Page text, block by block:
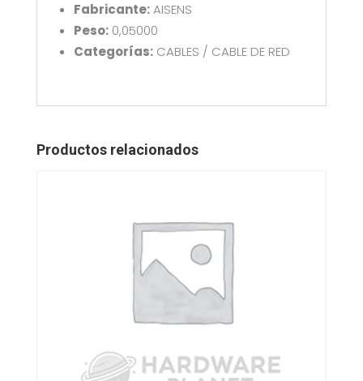
Fabricante:AISENS
Peso:0,05000
Categorías:CABLES / CABLE DE RED
Productos relacionados